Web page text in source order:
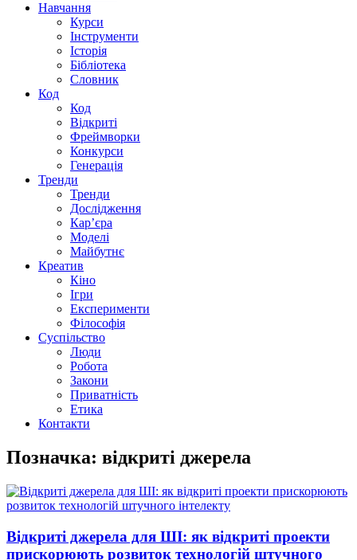
Навчання
Курси
Інструменти
Історія
Бібліотека
Словник
Код
Код
Відкриті
Фреймворки
Конкурси
Генерація
Тренди
Тренди
Дослідження
Кар’єра
Моделі
Майбутнє
Креатив
Кіно
Ігри
Експерименти
Філософія
Суспільство
Люди
Робота
Закони
Приватність
Етика
Контакти
Позначка: відкриті джерела
Відкриті джерела для ШІ: як відкриті проекти
прискорюють розвиток технологій штучного